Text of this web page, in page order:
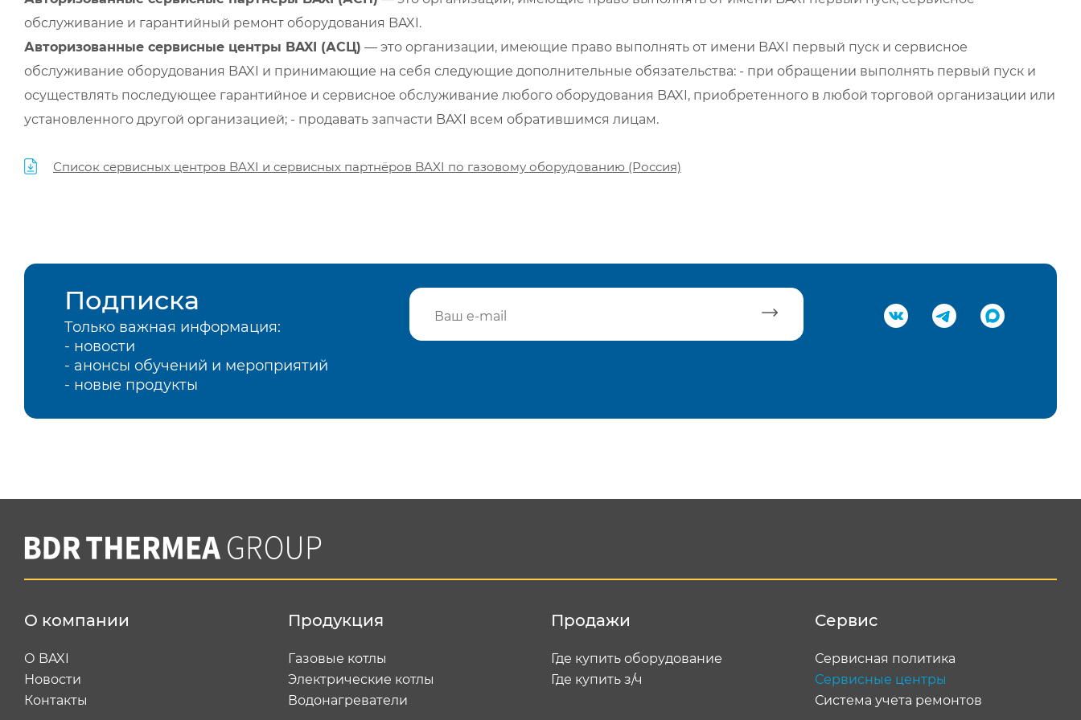
обслуживание и гарантийный ремонт оборудования BAXI.
Авторизованные сервисные центры BAXI (АСЦ) — это организации, имеющие право выполнять от имени BAXI первый пуск и сервисное
обслуживание оборудования BAXI и принимающие на себя следующие дополнительные обязательства: - при обращении выполнять первый пуск и
осуществлять последующее гарантийное и сервисное обслуживание любого оборудования BAXI, приобретенного в любой торговой организации или
установленного другой организацией; - продавать запчасти BAXI всем обратившимся лицам.
Список сервисных центров BAXI и сервисных партнёров BAXI по газовому оборудованию (Россия)
Подписка
Только важная информация:
- новости
- анонсы обучений и мероприятий
- новые продукты
О компании
О BAXI
Новости
Контакты
Продукция
Газовые котлы
Электрические котлы
Водонагреватели
Продажи
Где купить оборудование
Где купить з/ч
Сервис
Сервисная политика
Сервисные центры
Система учета ремонтов